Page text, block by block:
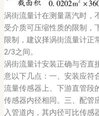
涡街流量计在测量蒸汽时，
受介质可压缩性质的限制，
限制，建议择涡街流量计正
2/3之间。
涡街流量计安装正确与否直
意以下几点：一、安装应符
流量传感器上、下游直管段
传感器内径相同。三、配管
入管道内，其内径可比传感